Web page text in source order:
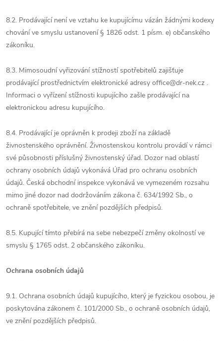
8.2. Prodávající není ve vztahu ke kupujícímu vázán žádnými kodexy
chování ve smyslu ustanovení § 1826 odst. 1 písm. e) občanského
zákoníku.
8.3. Mimosoudní vyřizování stížností spotřebitelů zajišťuje
prodávající prostřednictvím elektronické adresy office@dr-nek.cz .
Informaci o vyřízení stížnosti kupujícího zašle prodávající na
elektronickou adresu kupujícího.
8.4. Prodávající je oprávněn k prodeji zboží na základě
živnostenského oprávnění. Živnostenskou kontrolu provádí v rámci
své působnosti příslušný živnostenský úřad. Dozor nad oblastí
ochrany osobních údajů vykonává Úřad pro ochranu osobních
údajů. Česká obchodní inspekce vykonává ve vymezeném rozsahu
mimo jiné dozor nad dodržováním zákona č. 634/1992 Sb., o
ochraně spotřebitele, ve znění pozdějších předpisů.
8.5. Kupující tímto přebírá na sebe nebezpečí změny okolností ve
smyslu § 1765 odst. 2 občanského zákoníku.
Ochrana osobních údajů
9.1. Ochrana osobních údajů kupujícího, který je fyzickou osobou, je
poskytována zákonem č. 101/2000 Sb., o ochraně osobních údajů,
ve znění pozdějších předpisů.